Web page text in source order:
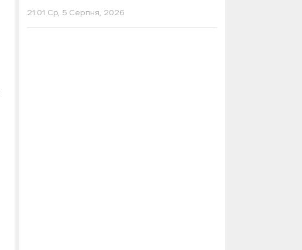
21:01 Ср, 5 Серпня, 2026